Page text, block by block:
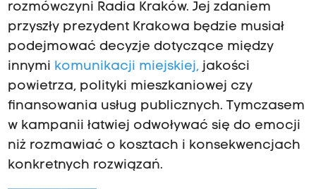
rozmówczyni Radia Kraków. Jej zdaniem
przyszły prezydent Krakowa będzie musiał
podejmować decyzje dotyczące między
innymi komunikacji miejskiej,jakości
powietrza, polityki mieszkaniowej czy
finansowania usług publicznych. Tymczasem
w kampanii łatwiej odwoływać się do emocji
niż rozmawiać o kosztach i konsekwencjach
konkretnych rozwiązań.